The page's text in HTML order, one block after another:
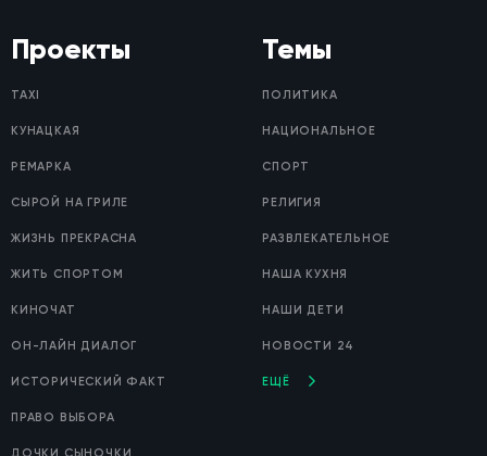
Проекты
TAXI
КУНАЦКАЯ
РЕМАРКА
СЫРОЙ НА ГРИЛЕ
ЖИЗНЬ ПРЕКРАСНА
ЖИТЬ СПОРТОМ
КИНОЧАТ
ОН-ЛАЙН ДИАЛОГ
ИСТОРИЧЕСКИЙ ФАКТ
ПРАВО ВЫБОРА
ДОЧКИ СЫНОЧКИ
Темы
ПОЛИТИКА
НАЦИОНАЛЬНОЕ
СПОРТ
РЕЛИГИЯ
РАЗВЛЕКАТЕЛЬНОЕ
НАША КУХНЯ
НАШИ ДЕТИ
НОВОСТИ 24
ЕЩЁ